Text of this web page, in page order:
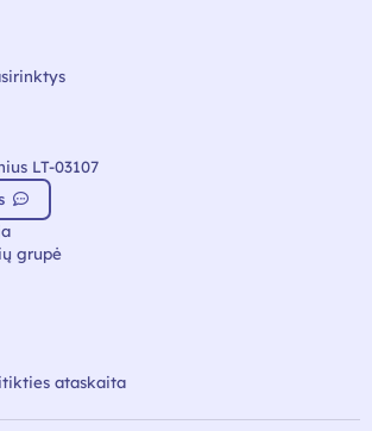
LT-03107
grupė
ataskaita